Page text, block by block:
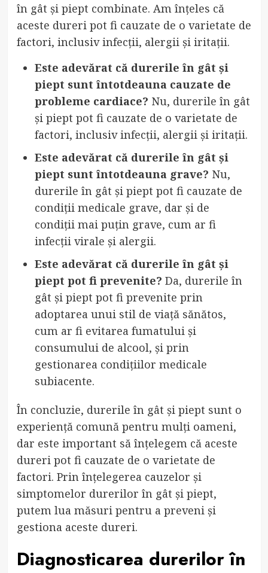
în gât și piept combinate. Am înțeles că
aceste dureri pot fi cauzate de o varietate de
factori, inclusiv infecții, alergii și iritații.
Este adevărat că durerile în gât și
piept sunt întotdeauna cauzate de
probleme cardiace? Nu, durerile în gât
și piept pot fi cauzate de o varietate de
factori, inclusiv infecții, alergii și iritații.
Este adevărat că durerile în gât și
piept sunt întotdeauna grave? Nu,
durerile în gât și piept pot fi cauzate de
condiții medicale grave, dar și de
condiții mai puțin grave, cum ar fi
infecții virale și alergii.
Este adevărat că durerile în gât și
piept pot fi prevenite? Da, durerile în
gât și piept pot fi prevenite prin
adoptarea unui stil de viață sănătos,
cum ar fi evitarea fumatului și
consumului de alcool, și prin
gestionarea condițiilor medicale
subiacente.
În concluzie, durerile în gât și piept sunt o
experiență comună pentru mulți oameni,
dar este important să înțelegem că aceste
dureri pot fi cauzate de o varietate de
factori. Prin înțelegerea cauzelor și
simptomelor durerilor în gât și piept,
putem lua măsuri pentru a preveni și
gestiona aceste dureri.
Diagnosticarea durerilor în